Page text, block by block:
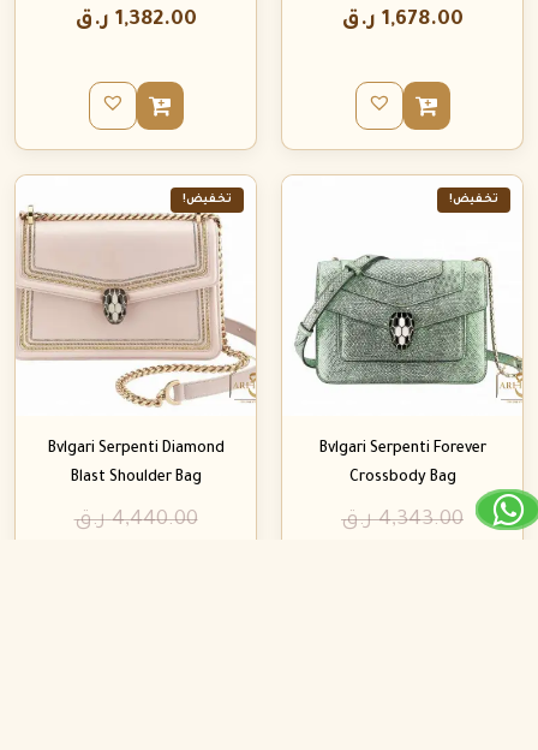
1,678.00 ر.ق
1,382.00 ر.ق
تخفيض!
Bvlgari Serpenti Forever
Crossbody Bag
4,343.00 ر.ق
تخفيض!
Bvlgari Serpenti Diamond
Blast Shoulder Bag
4,440.00 ر.ق